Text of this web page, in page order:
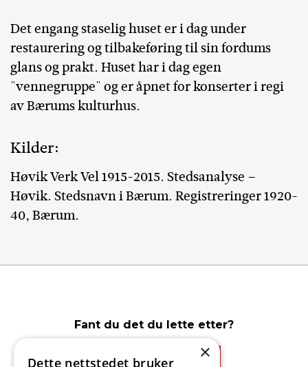
Det engang staselig huset er i dag under
restaurering og tilbakeføring til sin fordums
glans og prakt. Huset har i dag egen
"vennegruppe" og er åpnet for konserter i regi
av Bærums kulturhus.
Kilder:
Høvik Verk Vel 1915-2015. Stedsanalyse –
Høvik. Stedsnavn i Bærum. Registreringer 1920-
40, Bærum.
Fant du det du lette etter?
×
Dette nettstedet bruker